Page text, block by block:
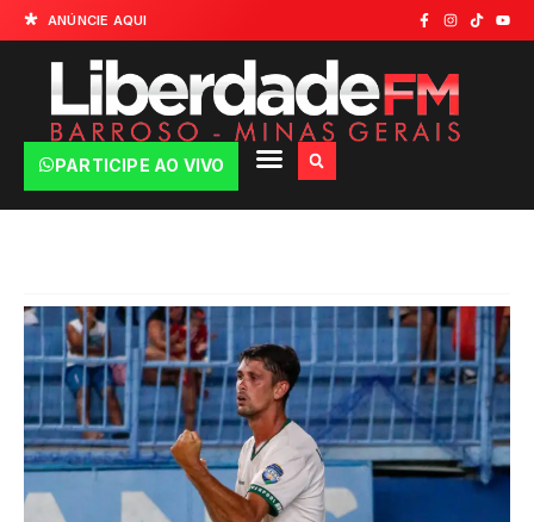
ANÚNCIE AQUI
PARTICIPE AO VIVO